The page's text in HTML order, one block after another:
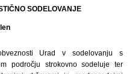
SODELOVANJE
Urad v sodelovanju s
področju strokovno sodeluje ter